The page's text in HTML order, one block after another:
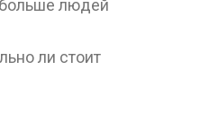
людей
ли стоит